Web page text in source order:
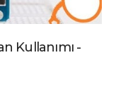
Kullanımı -